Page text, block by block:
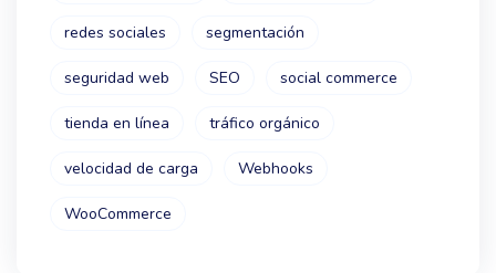
redes sociales segmentación
seguridad web SEO social commerce
tienda en línea tráfico orgánico
velocidad de carga Webhooks
WooCommerce